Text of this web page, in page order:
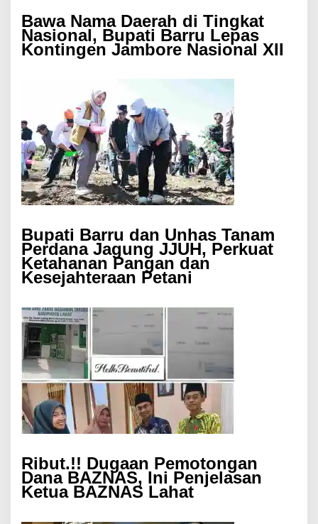
Bawa Nama Daerah di Tingkat
Nasional, Bupati Barru Lepas
Kontingen Jambore Nasional XII
Bupati Barru dan Unhas Tanam
Perdana Jagung JJUH, Perkuat
Ketahanan Pangan dan
Kesejahteraan Petani
Ribut.!! Dugaan Pemotongan
Dana BAZNAS, Ini Penjelasan
Ketua BAZNAS Lahat